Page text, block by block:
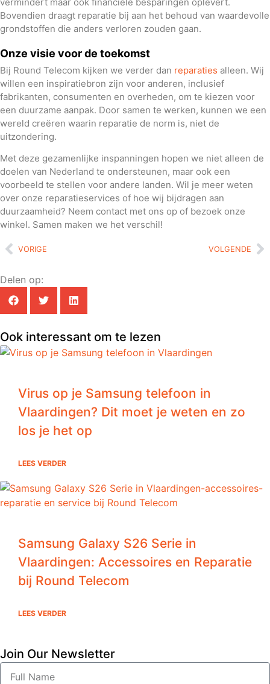
vermindert maar ook financiële besparingen oplevert.
Bovendien draagt reparatie bij aan het behoud van waardevolle
grondstoffen die anders verloren zouden gaan.
Onze visie voor de toekomst
Bij Round Telecom kijken we verder dan reparaties alleen. Wij
willen een inspiratiebron zijn voor anderen, inclusief
fabrikanten, consumenten en overheden, om te kiezen voor
een duurzame aanpak. Door samen te werken, kunnen we een
wereld creëren waarin reparatie de norm is, niet de
uitzondering.
Met deze gezamenlijke inspanningen hopen we niet alleen de
doelen van Nederland te ondersteunen, maar ook een
voorbeeld te stellen voor andere landen. Wil je meer weten
over onze reparatieservices of hoe wij bijdragen aan
duurzaamheid? Neem contact met ons op of bezoek onze
winkel. Samen maken we het verschil!
VORIGE VOLGENDE
Delen op:
Ook interessant om te lezen
Virus op je Samsung telefoon in
Vlaardingen? Dit moet je weten en zo
los je het op
LEES VERDER
Samsung Galaxy S26 Serie in
Vlaardingen: Accessoires en Reparatie
bij Round Telecom
LEES VERDER
Join Our Newsletter